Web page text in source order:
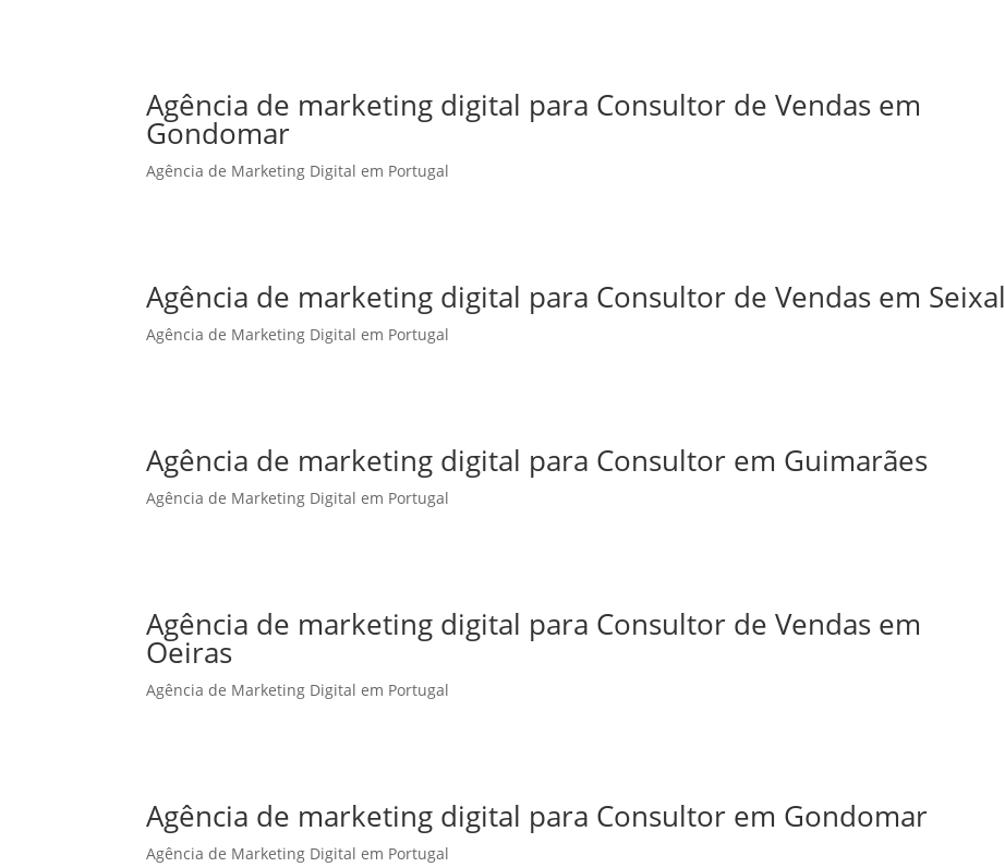
Agência de marketing digital para Consultor de Vendas em
Gondomar
Agência de Marketing Digital em Portugal
Agência de marketing digital para Consultor de Vendas em Seixal
Agência de Marketing Digital em Portugal
Agência de marketing digital para Consultor em Guimarães
Agência de Marketing Digital em Portugal
Agência de marketing digital para Consultor de Vendas em
Oeiras
Agência de Marketing Digital em Portugal
Agência de marketing digital para Consultor em Gondomar
Agência de Marketing Digital em Portugal